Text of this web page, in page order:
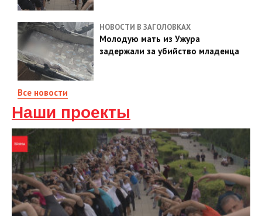
НОВОСТИ В ЗАГОЛОВКАХ
Молодую мать из Ужура
задержали за убийство младенца
Все новости
Наши проекты